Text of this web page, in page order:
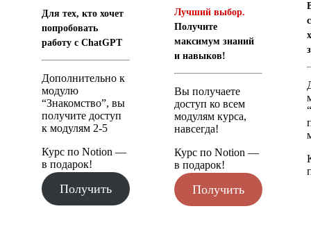
Для тех, кто хочет
попробовать
работу с ChatGPT
Дополнительно к
модулю
“Знакомство”, вы
получите доступ
к модулям 2-5
Курс по Notion —
в подарок!
Получить
Лучший выбор.
Получите
максимум знаний
и навыков!
Вы получаете
доступ ко всем
модулям курса,
навсегда!
Курс по Notion —
в подарок!
Получить